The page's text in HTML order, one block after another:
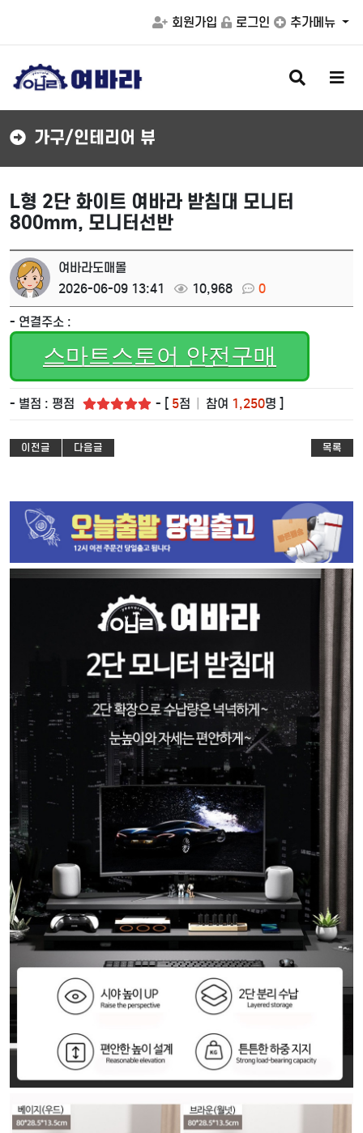
회원가입 로그인 추가메뉴
검
색
버
메
버
가구/인테리어 뷰
L형 2단 화이트 여바라 받침대 모니터
800mm, 모니터선반
여바라도매몰
2026-06-09 13:41
10,968 0
- 연결주소 :
스마트스토어 안전구매
- 별점 : 평점 - [ 5점 참여 1,250명 ]
이전글 다음글 목록